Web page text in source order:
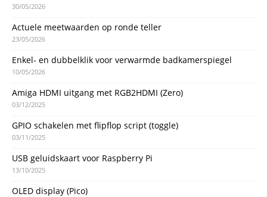
30/05/2026
Actuele meetwaarden op ronde teller
23/05/2026
Enkel- en dubbelklik voor verwarmde badkamerspiegel
10/05/2026
Amiga HDMI uitgang met RGB2HDMI (Zero)
03/12/2025
GPIO schakelen met flipflop script (toggle)
03/11/2025
USB geluidskaart voor Raspberry Pi
13/10/2025
OLED display (Pico)